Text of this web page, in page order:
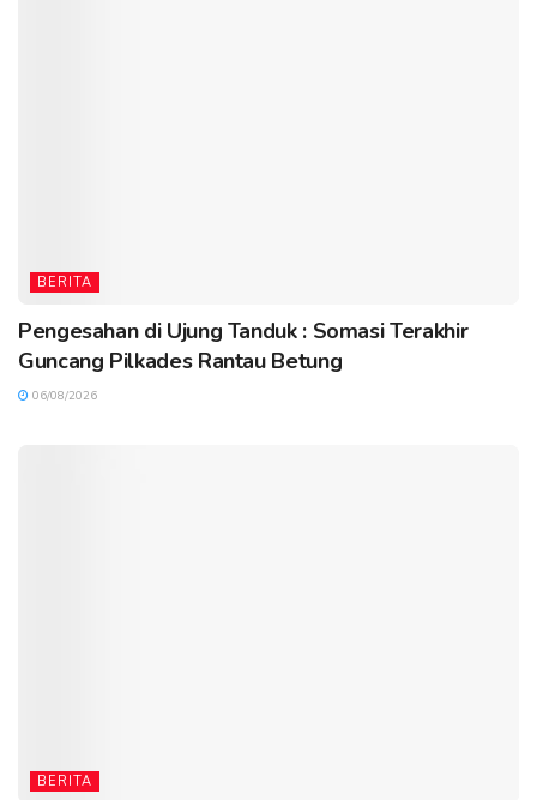
BERITA
Pengesahan di Ujung Tanduk : Somasi Terakhir
Guncang Pilkades Rantau Betung
06/08/2026
BERITA